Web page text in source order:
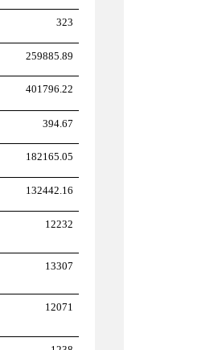
323
259885.89
401796.22
394.67
182165.05
132442.16
12232
13307
12071